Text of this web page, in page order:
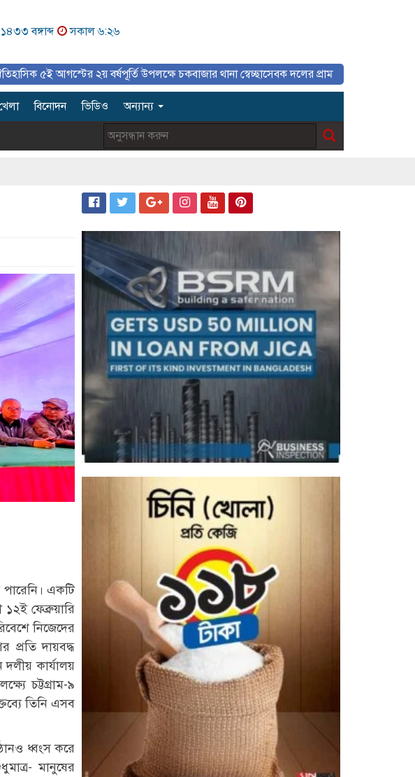
বঙ্গাব্দ সকাল ৬:২৬
আগস্টের ২য় বর্ষপূর্তি উপলক্ষে চকবাজার থানা স্বেচ্ছাসেবক দলের প্রামাণ্যচিত্র প্রদর্শন ও বিজয় মিছিল
বিনোদন ভিডিও অন্যান্য
পারেনি। একটি
ফেব্রুয়ারি
নিজেদের
প্রতি দায়বদ্ধ
কার্যালয়
চট্টগ্রাম-৯
তিনি এসব
ধ্বংস করে
মানুষের